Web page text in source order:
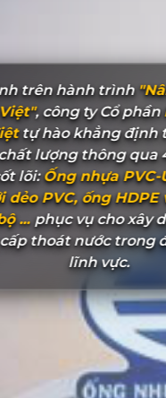
trên hành trình
, công ty Cổ phần
tự hào khẳng định
lượng thông qua
lõi:Ống nhựa PVC-
dẻo PVC, ống
... phục vụ cho xây
thoát nước trong
lĩnh vực.